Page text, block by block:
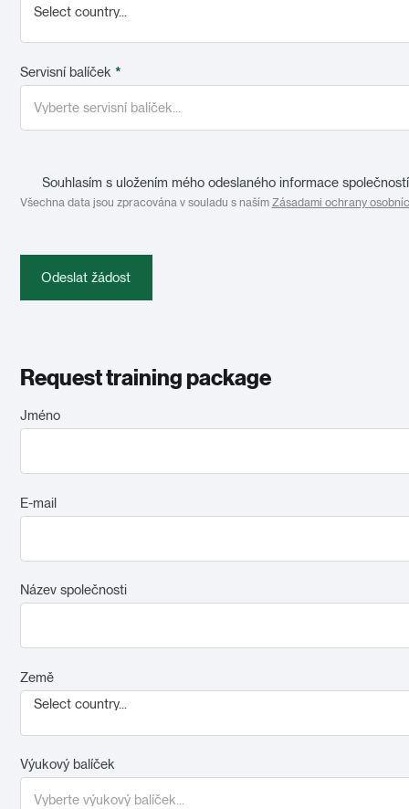
Select country...
Servisní balíček *
Souhlasím s uložením mého odeslaného informace
Všechna data jsou zpracována v souladu s naším Zásadami ochrany
Odeslat žádost
Request training package
Jméno
E-mail
Název společnosti
Země
Select country...
Výukový balíček